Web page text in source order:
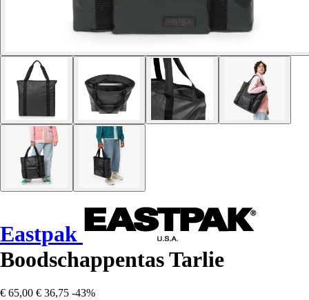
Eastpak
Boodschappentas Tarlie
€ 65,00 € 36,75 -43%